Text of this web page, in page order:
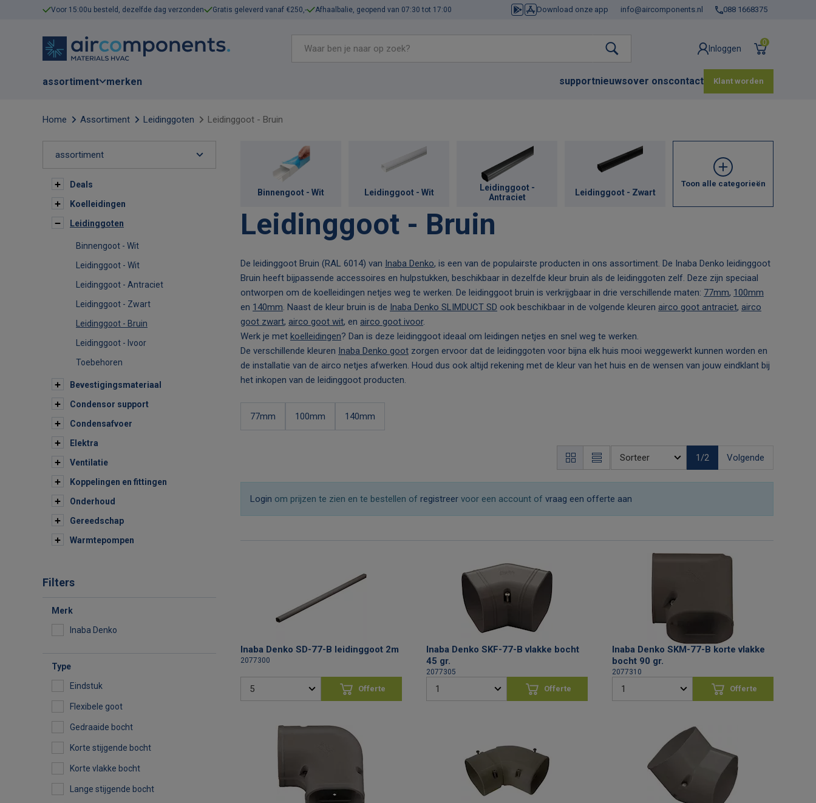
Voor 15:00u besteld, dezelfde dag verzonden Gratis geleverd vanaf €250,- Afhaalbalie, geopend van 07:30 tot 17:00 Download onze app info@aircomponents.nl 088 1668375
Inloggen
0
assortiment merken supportnieuwsover onscontact Klant worden
Home Assortiment Leidinggoten Leidinggoot - Bruin
assortiment
Deals
Koelleidingen
Leidinggoten
Binnengoot - Wit
Leidinggoot - Wit
Leidinggoot - Antraciet
Leidinggoot - Zwart
Leidinggoot - Bruin
Leidinggoot - Ivoor
Toebehoren
Bevestigingsmateriaal
Condensor support
Condensafvoer
Elektra
Ventilatie
Koppelingen en fittingen
Onderhoud
Gereedschap
Warmtepompen
Filters
Merk
Inaba Denko
Type
Eindstuk
Flexibele goot
Gedraaide bocht
Korte stijgende bocht
Korte vlakke bocht
Lange stijgende bocht
Binnengoot - Wit Leidinggoot - Wit
Leidinggoot -
Antraciet
Leidinggoot - Zwart
Leidinggoot - Ivoor Toebehoren
Toon alle categorieën
Leidinggoot - Bruin
De leidinggoot Bruin (RAL 6014) van Inaba Denko, is een van de populairste producten in ons assortiment. De Inaba Denko leidinggoot
Bruin heeft bijpassende accessoires en hulpstukken, beschikbaar in dezelfde kleur bruin als de leidinggoten zelf. Deze zijn speciaal
ontworpen om de koelleidingen netjes weg te werken. De leidinggoot bruin is verkrijgbaar in drie verschillende maten: 77mm, 100mm
en 140mm. Naast de kleur bruin is de Inaba Denko SLIMDUCT SD ook beschikbaar in de volgende kleuren airco goot antraciet, airco
goot zwart, airco goot wit, en airco goot ivoor.
Werk je met koelleidingen? Dan is deze leidinggoot ideaal om leidingen netjes en snel weg te werken.
De verschillende kleuren Inaba Denko goot zorgen ervoor dat de leidinggoten voor bijna elk huis mooi weggewerkt kunnen worden en
de installatie van de airco netjes afwerken. Houd dus ook altijd rekening met de kleur van het huis en de wensen van jouw eindklant bij
het inkopen van de leidinggoot producten.
77mm 100mm 140mm
1/2 Volgende
Login om prijzen te zien en te bestellen of registreer voor een account of vraag een offerte aan
Inaba Denko SD-77-B leidinggoot 2m
2077300
Offerte
aanvragen
Inaba Denko SKF-77-B vlakke bocht
45 gr.
2077305
Offerte
aanvragen
Inaba Denko SKM-77-B korte vlakke
bocht 90 gr.
2077310
Offerte
aanvragen